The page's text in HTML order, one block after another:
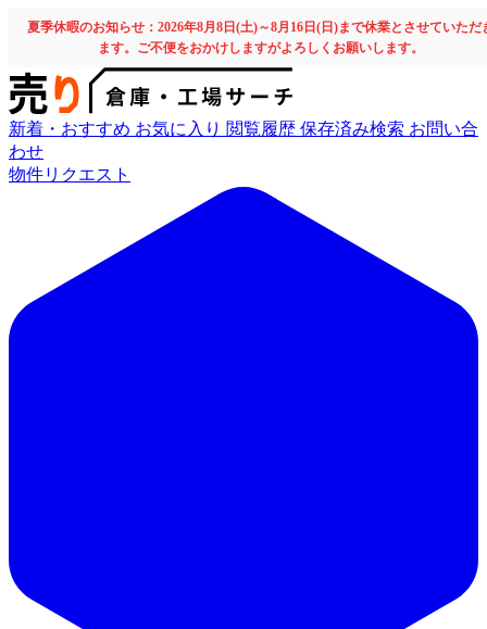
夏季休暇のお知らせ：2026年8月8日(土)～8月16日(日)まで休業とさせていただ
ます。ご不便をおかけしますがよろしくお願いします。
新着・おすすめ お気に入り 閲覧履歴 保存済み検索 お問い合
わせ
物件リクエスト